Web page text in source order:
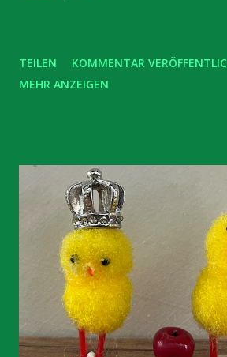
TEILEN
KOMMENTAR
MEHR ANZEIGEN